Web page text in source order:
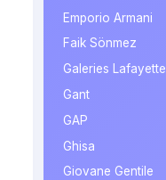
Emporio Armani
Faik Sönmez
Galeries Lafayette
Gant
GAP
Ghisa
Giovane Gentile